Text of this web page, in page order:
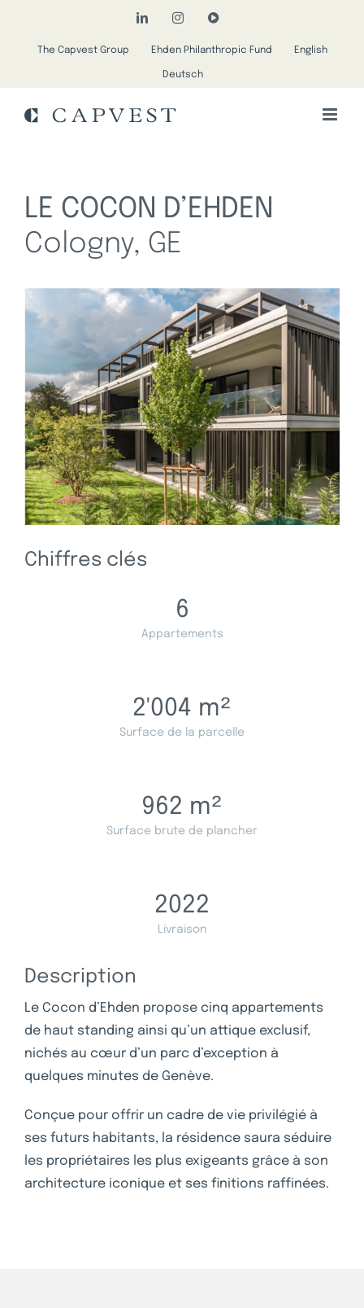
contenu
LinkedInInstagramYouTube
The Capvest Group Ehden Philanthropic Fund English
Deutsch
LE COCON D’EHDEN
Cologny, GE
Chiffres clés
6
Appartements
2'004 m²
Surface de la parcelle
962 m²
Surface brute de plancher
2022
Livraison
Description
Le Cocon d’Ehden propose cinq appartements
de haut standing ainsi qu’un attique exclusif,
nichés au cœur d’un parc d’exception à
quelques minutes de Genève.
Conçue pour offrir un cadre de vie privilégié à
ses futurs habitants, la résidence saura séduire
les propriétaires les plus exigeants grâce à son
architecture iconique et ses finitions raffinées.